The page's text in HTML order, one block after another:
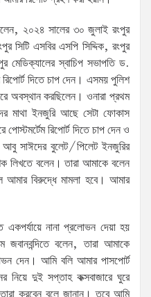
২০২৪ সালের ৩০ জুলাই রংপুর
সিটি এসবির এসপি সিদ্দিক, রংপুর
মেডিক্যালের স্বাচিপ সভাপতি ড.
দিতে চাপ দেন। এসময় পুলিশ
অবস্থান করছিলেন। ওনারা প্রথম
মাথা ইনজুরি আছে সেটা ফোকাস
রিপোর্ট দিতে চাপ দেন ও
সাঈদের বুলেট/পিলেট ইনজুরির
লিখতে বলেন। তারা আমাকে বলেন
আমার বিরুদ্ধে মামলা হবে। আমার
একপর্যায়ে নানা প্রলোভন দেয়া হয়
বলেন, তারা আমাকে
দেন। আমি বলি আমার পাসপোর্ট
নিয়ে দুই সপ্তাহ কক্সবাজারে ঘুরে